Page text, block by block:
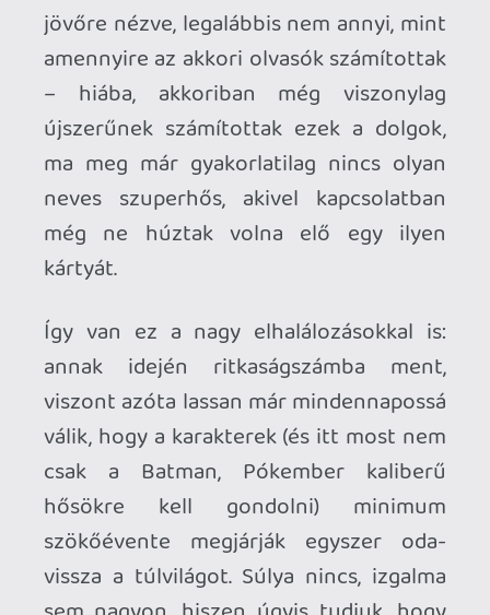
Azonban a DC hatalmas lehetőséget
látott az Acélember megölésében, és
mint 50 éve létező amerikai pop-
kulturális alakról volt szó, a
törvényszerűség kizárta, hogy ne
döntsön meg egy rakás eladási rekordot
a képregény. A kiadó tett is róla, hogy ez
ne történhessen máshogy, így már jó
előre beharangozták a fordulatot,
hatalmas marketing kampánnyal
megtámogatva, és akkora méreteket
öltött a médiavisszhang, hogy a
sorozat 75. számát (melyben a